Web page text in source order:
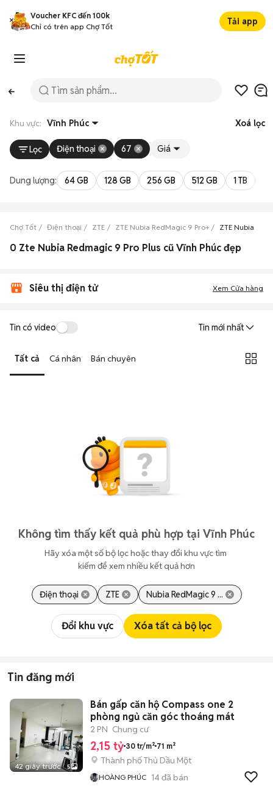
Voucher KFC đến 100k
Chỉ có trên app Chợ Tốt
Tải app
Khu vực: Vĩnh Phúc Xoá lọc
Lọc Điện thoại 67 Giá
Dung lượng: 64 GB 128 GB 256 GB 512 GB 1 TB
Chợ Tốt Điện thoại ZTE ZTE Nubia RedMagic 9 Pro+ ZTE Nubia
0 Zte Nubia Redmagic 9 Pro Plus cũ Vĩnh Phúc đẹp
Siêu thị điện tử Xem Cửa hàng
Tin có video Tin mới nhất
Tất cả Cá nhân Bán chuyên
Không tìm thấy kết quả phù hợp tại Vĩnh Phúc
Hãy xóa một số bộ lọc hoặc thay đổi khu vực tìm
kiếm để xem nhiều kết quả hơn
Điện thoại ZTE Nubia RedMagic 9 ...
Đổi khu vực Xóa tất cả bộ lọc
Tin đăng mới
42 giây trước 5
Bán gấp căn hộ Compass one 2
phòng ngủ căn góc thoáng mát
2 PN Chung cư
2,15 tỷ 30 tr/m² 71 m²
Thành phố Thủ Dầu Một
HOÀNG PHÚC 14đã bán